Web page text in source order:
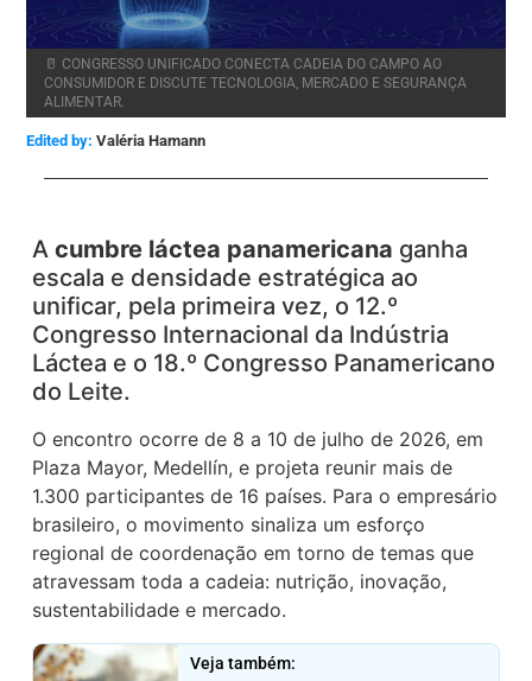
🥛 CONGRESSO UNIFICADO CONECTA CADEIA DO CAMPO AO
CONSUMIDOR E DISCUTE TECNOLOGIA, MERCADO E SEGURANÇA
ALIMENTAR.
Edited by: Valéria Hamann
Acumbre láctea panamericana ganha
escala e densidade estratégica ao
unificar, pela primeira vez, o 12.º
Congresso Internacional da Indústria
Láctea e o 18.º Congresso Panamericano
do Leite.
O encontro ocorre de 8 a 10 de julho de 2026, em
Plaza Mayor, Medellín, e projeta reunir mais de
1.300 participantes de 16 países. Para o empresário
brasileiro, o movimento sinaliza um esforço
regional de coordenação em torno de temas que
atravessam toda a cadeia: nutrição, inovação,
sustentabilidade e mercado.
Veja também: